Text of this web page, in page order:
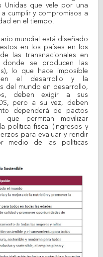
Unidas que vele por una
cumplir y compromisos a
en el tiempo.
mundial está diseñado
en los países en los
las transnacionales en
se producen las
lo que hace imposible
en el desarrollo y la
del mundo en desarrollo,
deben exigir a sus
pero a su vez, deben
dependerá de pactos
que permitan movilizar
política fiscal (ingresos y
para evaluar y rendir
medio de las políticas